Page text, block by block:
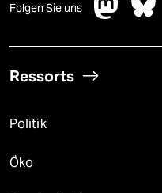
Folgen Sie uns
Ressorts
Politik
Öko